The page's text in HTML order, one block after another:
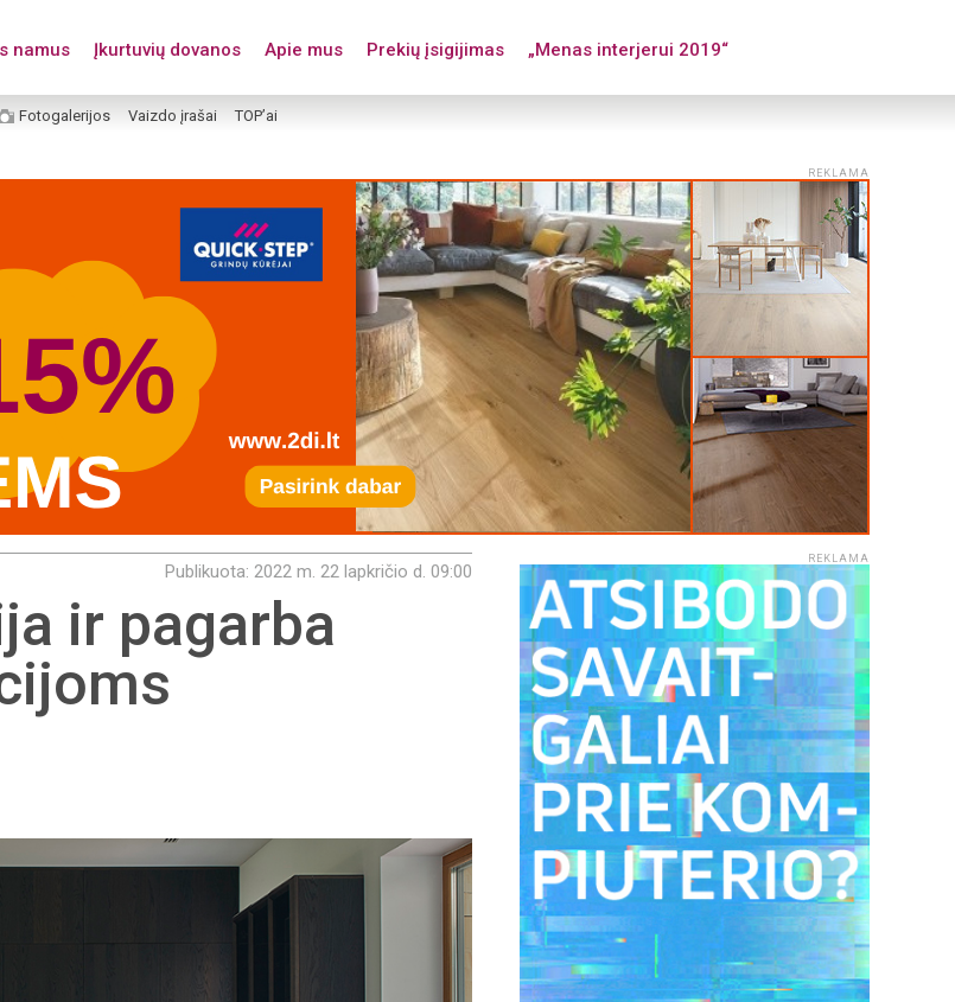
namus Įkurtuvių dovanos Apie mus Prekių įsigijimas „Menas interjerui 2019“
Fotogalerijos Vaizdo įrašai TOP’ai
REKLAMA
Publikuota: 2022 m. 22 lapkričio d. 09:00
ir pagarba
REKLAMA